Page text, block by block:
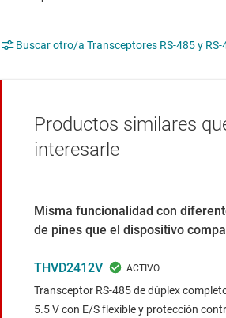
Buscar otro/a Transceptores RS-485 y RS-
Productos similares
interesarle
Misma funcionalidad con
de pines que el dispositivo
THVD2412V
Transceptor RS-485 de dúplex
5.5 V con E/S flexible y protección